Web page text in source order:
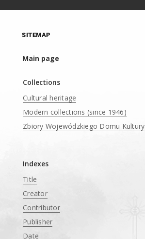
SITEMAP
Main page
Collections
Cultural heritage
Modern collections (since 1946)
Zbiory Wojewódzkiego Domu Kultury
Indexes
Title
Creator
Contributor
Publisher
Date